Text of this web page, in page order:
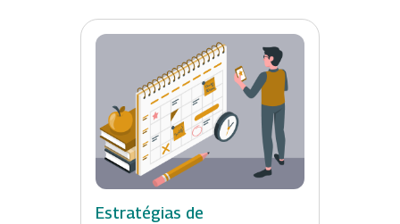
Estratégias de